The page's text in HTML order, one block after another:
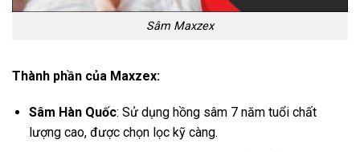
Sâm Maxzex
Thành phần của Maxzex:
Sâm Hàn Quốc: Sử dụng hồng sâm 7 năm tuổi chất
lượng cao, được chọn lọc kỹ càng.